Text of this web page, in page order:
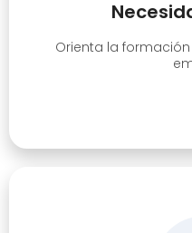
Orienta la